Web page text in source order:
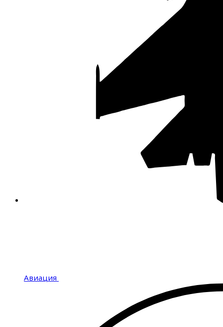
Авиация